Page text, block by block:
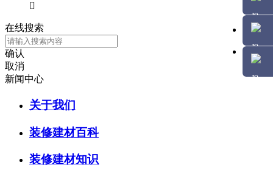

在线搜索
确认
取消
新闻中心
关于我们
装修建材百科
装修建材知识